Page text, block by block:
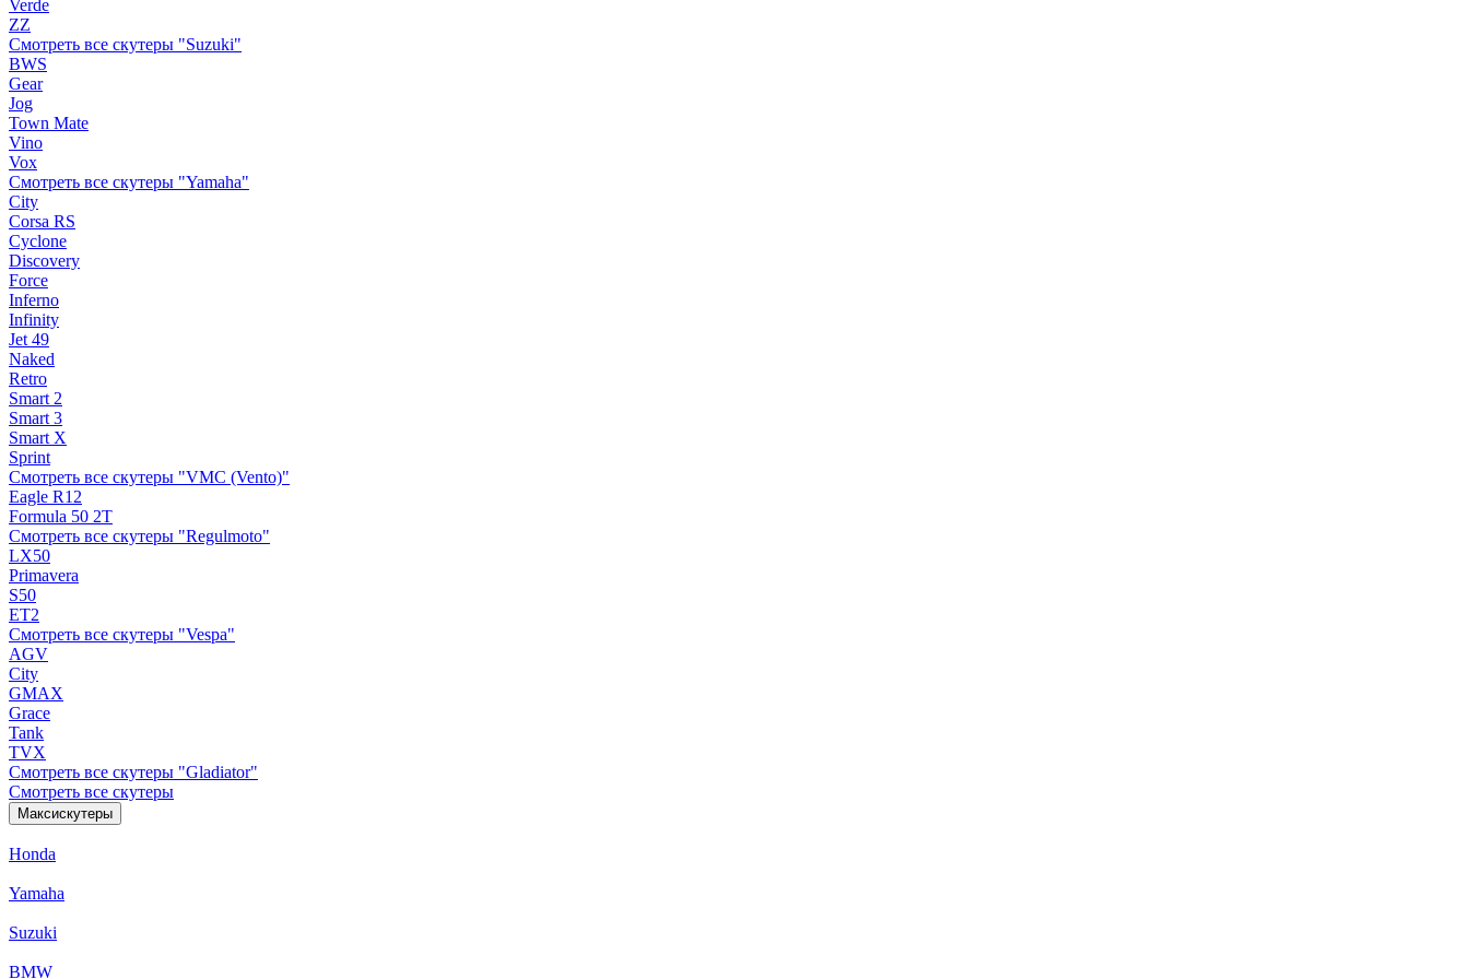
Verde
ZZ
Смотреть все скутеры "Suzuki"
BWS
Gear
Jog
Town Mate
Vino
Vox
Смотреть все скутеры "Yamaha"
City
Corsa RS
Cyclone
Discovery
Force
Inferno
Infinity
Jet 49
Naked
Retro
Smart 2
Smart 3
Smart X
Sprint
Смотреть все скутеры "VMC (Vento)"
Eagle R12
Formula 50 2Т
Смотреть все скутеры "Regulmoto"
LX50
Primavera
S50
ET2
Смотреть все скутеры "Vespa"
AGV
City
GMAX
Grace
Tank
TVX
Смотреть все скутеры "Gladiator"
Смотреть все скутеры
Максискутеры
Honda
Yamaha
Suzuki
BMW